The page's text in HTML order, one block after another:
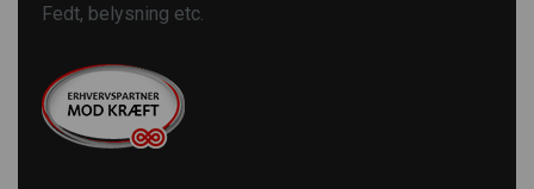
Fedt, belysning etc.